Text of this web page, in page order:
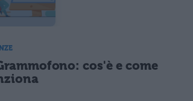
cos'è e come